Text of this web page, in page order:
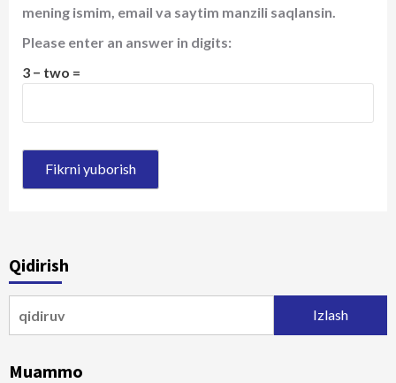
mening ismim, email va saytim manzili saqlansin.
Please enter an answer in digits:
3 − two =
Qidirish
Muammo